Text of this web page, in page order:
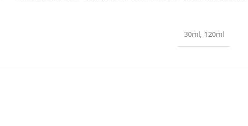
30ml, 120ml